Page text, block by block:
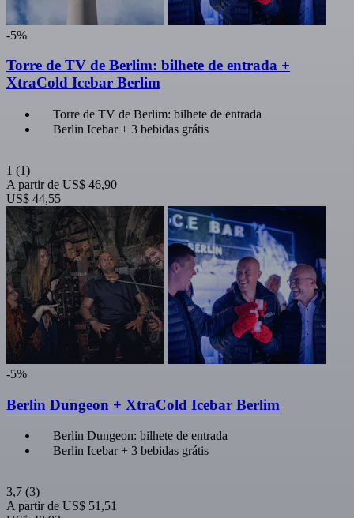
-5%
Torre de TV de Berlim: bilhete de entrada +
XtraCold Icebar Berlim
Torre de TV de Berlim: bilhete de entrada
Berlin Icebar + 3 bebidas grátis
1 (1)
A partir de US$ 46,90
US$ 44,55
-5%
Berlin Dungeon + XtraCold Icebar Berlim
Berlin Dungeon: bilhete de entrada
Berlin Icebar + 3 bebidas grátis
3,7 (3)
A partir de US$ 51,51